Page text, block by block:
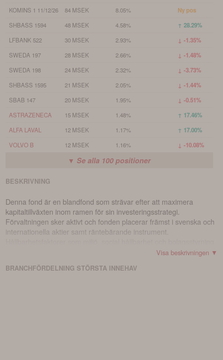
KOMINS 1 11/12/26 84 MSEK 8.05% Ny pos
SHBASS 1594 48 MSEK 4.58% ↑ 28.29%
LFBANK 522 30 MSEK 2.93% ↓ -1.35%
SWEDA 197 28 MSEK 2.66% ↓ -1.48%
SWEDA 198 24 MSEK 2.32% ↓ -3.73%
SHBASS 1595 21 MSEK 2.05% ↓ -1.44%
SBAB 147 20 MSEK 1.95% ↓ -0.51%
ASTRAZENECA 15 MSEK 1.48% ↑ 17.46%
ALFA LAVAL 12 MSEK 1.17% ↑ 17.00%
VOLVO B 12 MSEK 1.16% ↓ -10.08%
▼ Se alla 100 positioner
BESKRIVNING
Denna fond är en blandfond som strävar efter att maximera
kapitaltillväxten inom ramen för sin investeringsstrategi.
Förvaltningen sker aktivt och fonden placerar främst i svenska och
internationella aktier samt räntebärande instrument.
är centrala i fondens investeringsprocess. Dessa aspekter
Fonden stödjer miljömässiga och sociala egenskaper i enlighet
Visa beskrivningen ▼
BRANCHFÖRDELNING STÖRSTA INNEHAV